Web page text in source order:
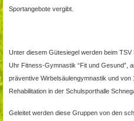
Sportangebote vergibt.
Unter diesem Gütesiegel werden beim
Uhr Fitness-Gymnastik “Fit und Gesund”,
präventive Wirbelsäulengymnastik und
Rehabilitation in der Schulsporthalle
Geleitet werden diese Gruppen von den